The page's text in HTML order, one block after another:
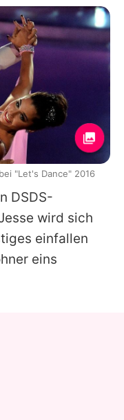
DSDS-
wird sich
einfallen
eins
"Let's Dance" 2016